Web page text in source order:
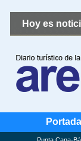
Hoy es
Portada